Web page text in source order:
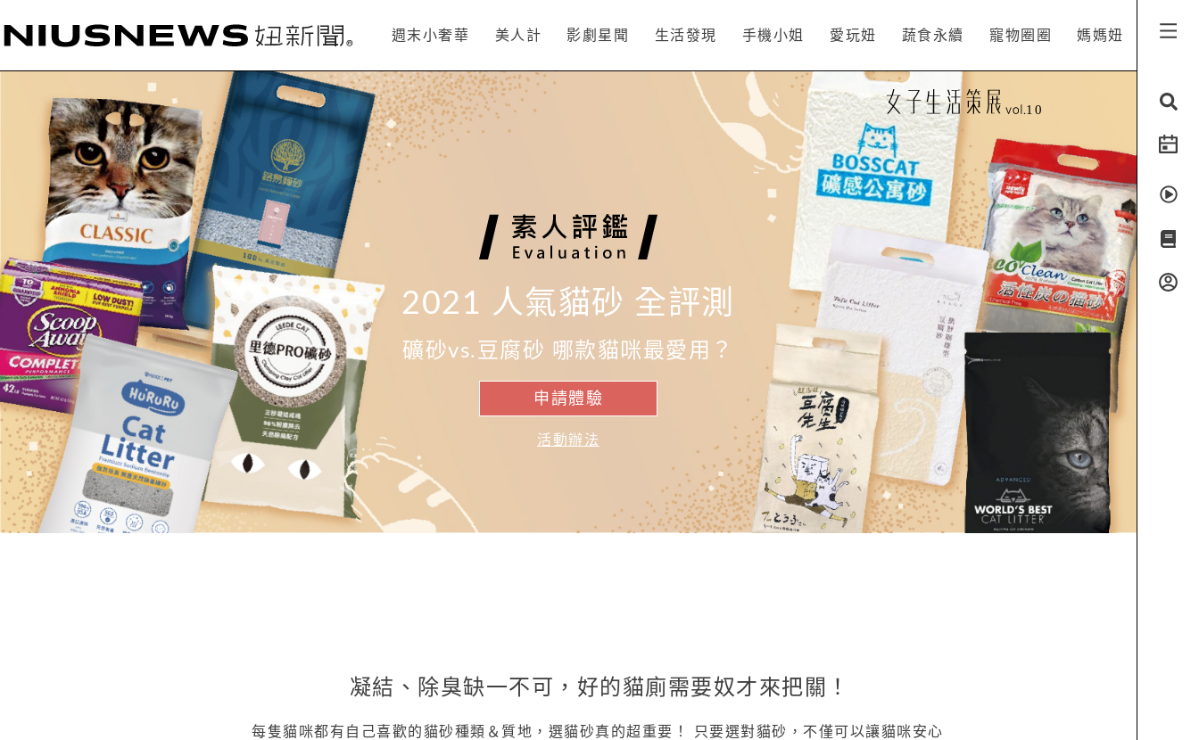
週末小奢華 美人計 影劇星聞 生活發現 手機小姐 愛玩妞 蔬食永續 寵物圈圈 媽媽妞
2021 人氣貓砂 全評測
礦砂vs.豆腐砂 哪款貓咪最愛用？
申請體驗
活動辦法
10
凝結、除臭缺一不可，好的貓廁需要奴才來把關！
每隻貓咪都有自己喜歡的貓砂種類＆質地，選貓砂真的超重要！ 只要選對貓砂，不僅可以讓貓咪安心